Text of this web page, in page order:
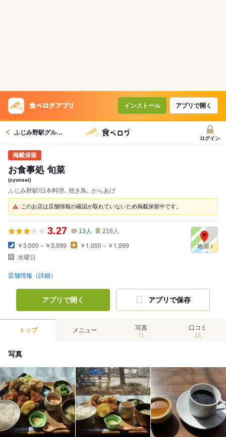
インストール アプリで開く
ふじみ野駅グルメへ
ログイン
お食事処 旬菜
(syunsai)
ふじみ野駅/日本料理､ 焼き鳥､ からあげ
このお店は店舗情報の確認が取れていないため掲載保留中です。
3.27 13人 216 人
￥3,000～￥3,999
￥1,000～￥1,999
水曜日
店舗情報（詳細）
アプリで開く アプリで保存
トップ メニュー 写真
71
口コミ
13
写真